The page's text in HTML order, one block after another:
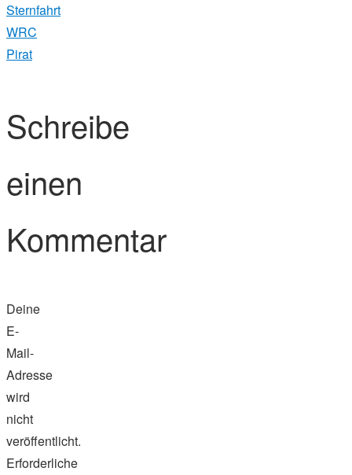
Sternfahrt
WRC
Pirat
Schreibe
einen
Kommentar
Deine
E-
Mail-
Adresse
wird
nicht
veröffentlicht.
Erforderliche